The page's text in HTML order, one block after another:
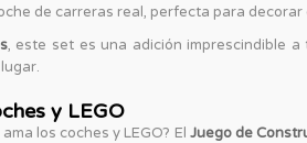
de carreras real, perfecta para
, este set es una adición imprescindible
y LEGO
los coches y LEGO? El Juego de